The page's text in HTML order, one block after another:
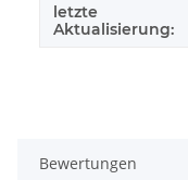
letzte
Aktualisierung:
Bewertungen